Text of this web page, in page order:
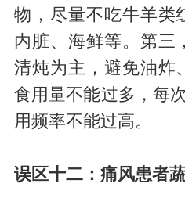
物，尽量不吃牛羊类
内脏、海鲜等。第三
清炖为主，避免油炸
食用量不能过多，每
用频率不能过高。
误区十二：痛风患者